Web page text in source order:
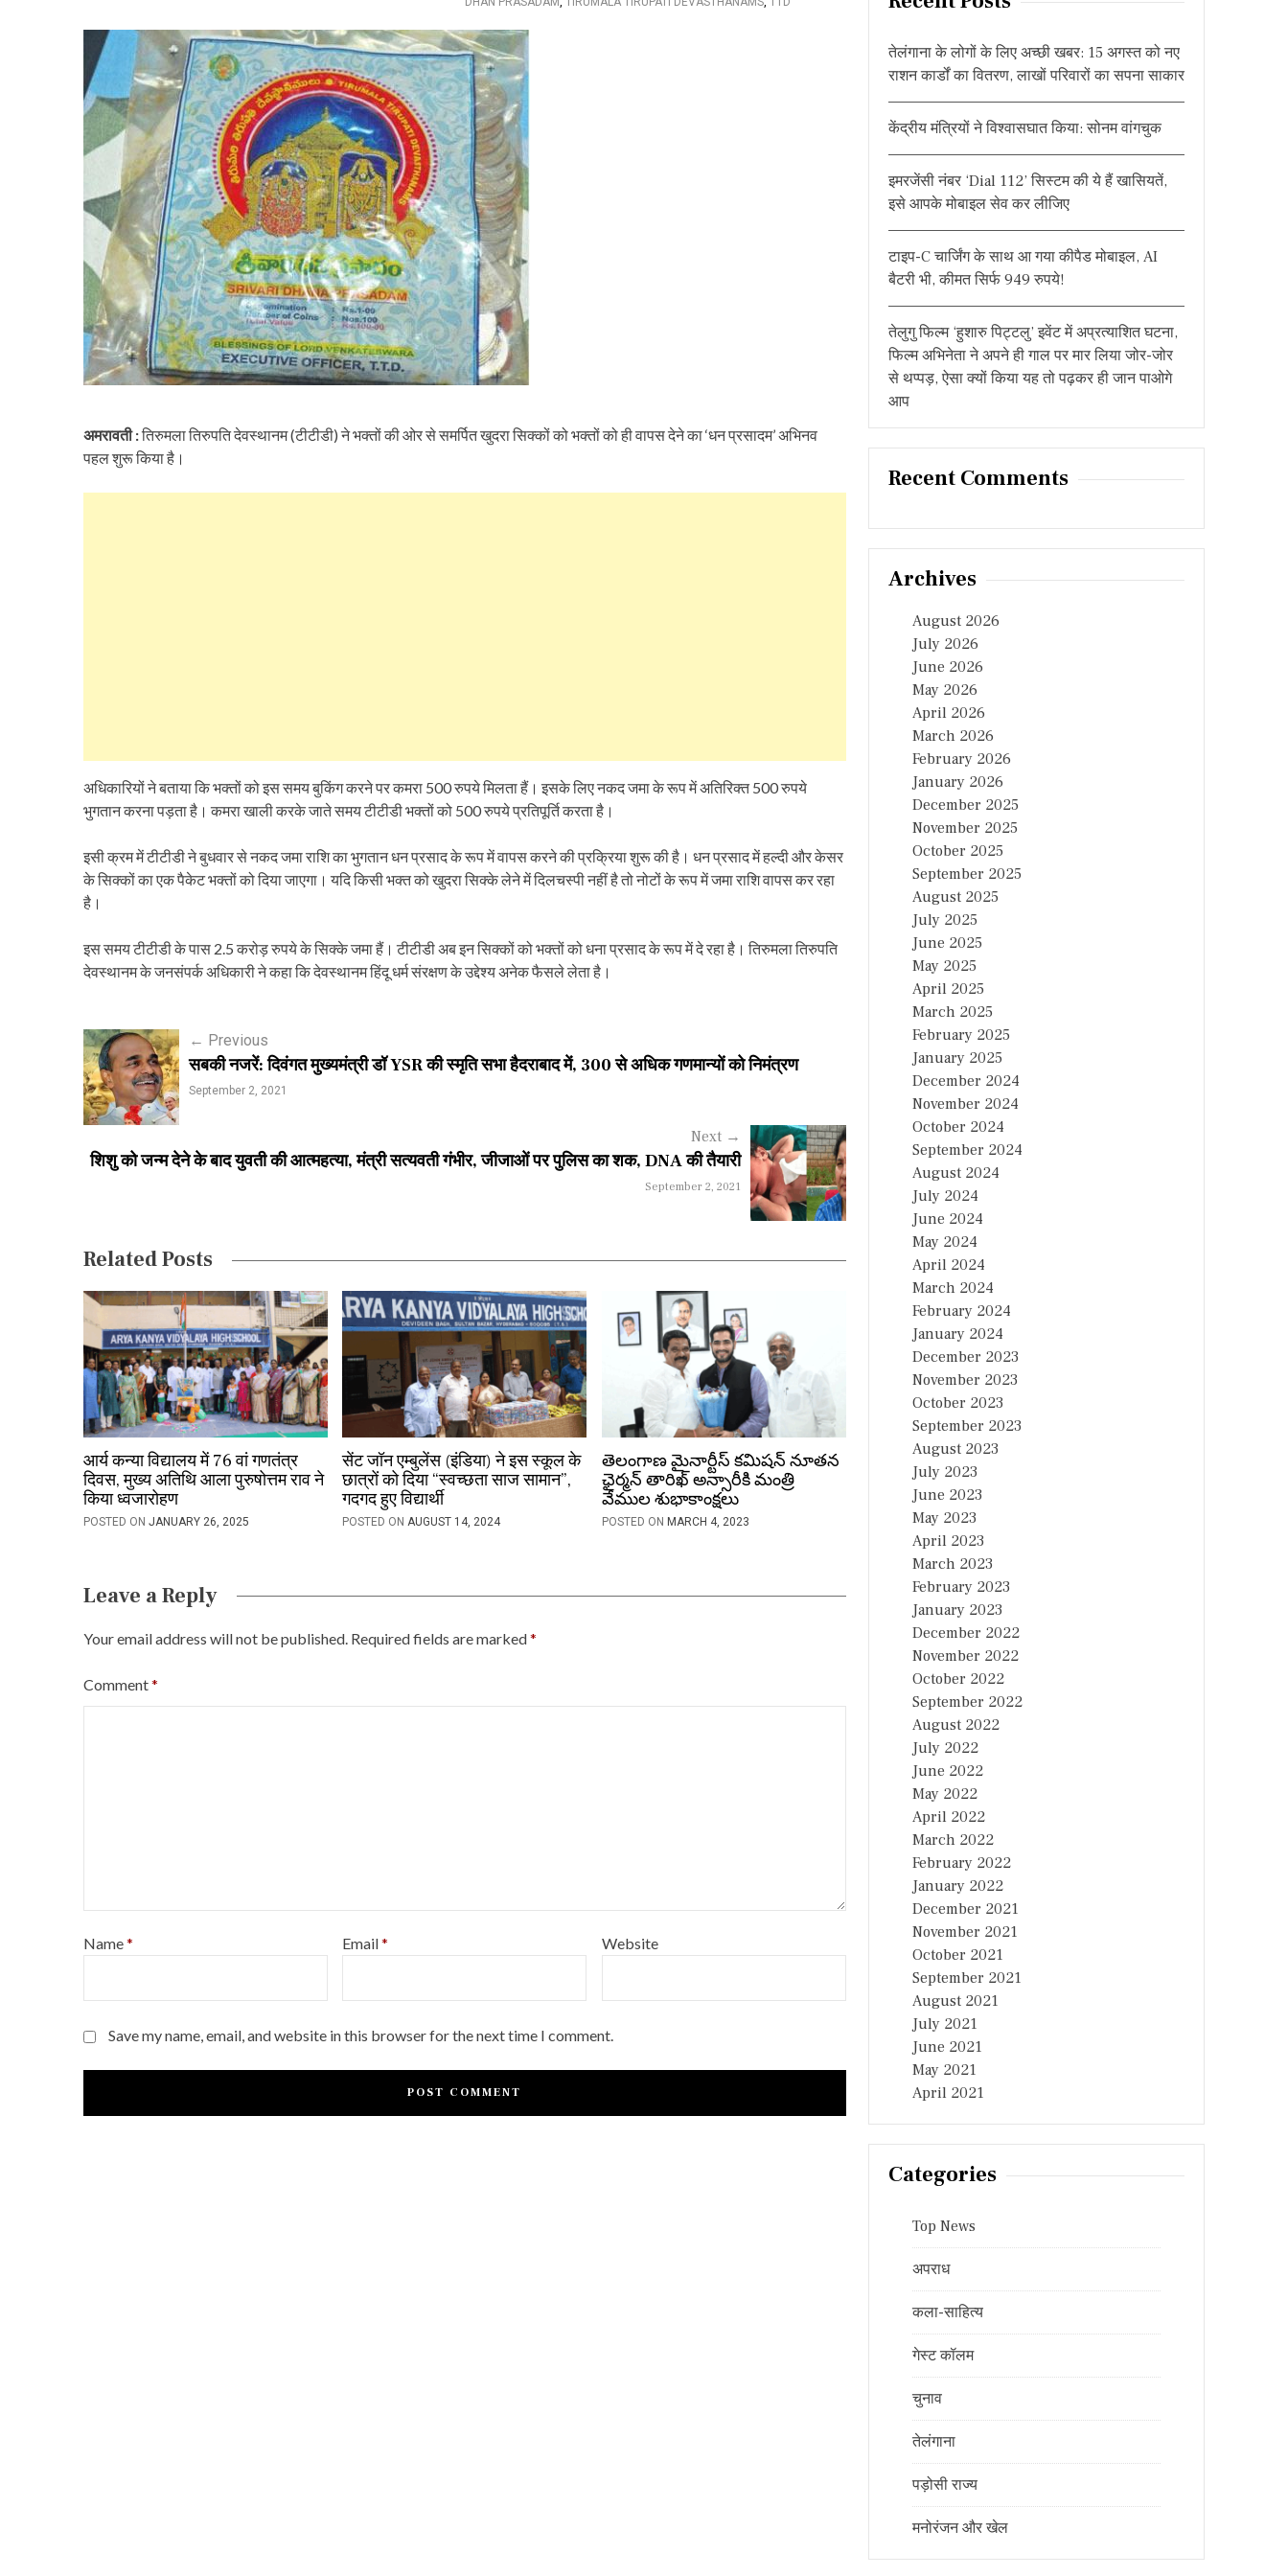
अमरावती :तिरुमला तिरुपति देवस्थानम (टीटीडी) ने भक्तों की ओर से समर्पित खुदरा सिक्कों को भक्तों को ही वापस देने का ‘धन प्रसादम’ अभिनव
पहल शुरू किया है।
अधिकारियों ने बताया कि भक्तों को इस समय बुकिंग करने पर कमरा 500 रुपये मिलता हैं। इसके लिए नकद जमा के रूप में अतिरिक्त 500 रुपये
भुगतान करना पड़ता है। कमरा खाली करके जाते समय टीटीडी भक्तों को 500 रुपये प्रतिपूर्ति करता है।
इसी क्रम में टीटीडी ने बुधवार से नकद जमा राशि का भुगतान धन प्रसाद के रूप में वापस करने की प्रक्रिया शुरू की है। धन प्रसाद में हल्दी और केसर
के सिक्कों का एक पैकेट भक्तों को दिया जाएगा। यदि किसी भक्त को खुदरा सिक्के लेने में दिलचस्पी नहीं है तो नोटों के रूप में जमा राशि वापस कर रहा
है।
इस समय टीटीडी के पास 2.5 करोड़ रुपये के सिक्के जमा हैं। टीटीडी अब इन सिक्कों को भक्तों को धना प्रसाद के रूप में दे रहा है। तिरुमला तिरुपति
देवस्थानम के जनसंपर्क अधिकारी ने कहा कि देवस्थानम हिंदू धर्म संरक्षण के उद्देश्य अनेक फैसले लेता है।
P
o
s
t
v
i
g
a
t
i
o
n
← Previous
सबकी नजरें: दिवंगत मुख्यमंत्री डॉ YSR की स्मृति सभा हैदराबाद में, 300 से अधिक गणमान्यों को निमंत्रण
September 2, 2021
Next →
शिशु को जन्म देने के बाद युवती की आत्महत्या, मंत्री सत्यवती गंभीर, जीजाओं पर पुलिस का शक, DNA की तैयारी
September 2, 2021
Related Posts
आर्य कन्या विद्यालय में 76 वां गणतंत्र
दिवस, मुख्य अतिथि आला पुरुषोत्तम राव ने
किया ध्वजारोहण
POSTED ON JANUARY 26, 2025
सेंट जॉन एम्बुलेंस (इंडिया) ने इस स्कूल के
छात्रों को दिया “स्वच्छता साज सामान”,
गदगद हुए विद्यार्थी
POSTED ON AUGUST 14, 2024
తెలంగాణ మైనార్టీస్ కమిషన్ నూతన
ఛైర్మన్ తారిఖ్ అన్సారీకి మంత్రి
వేముల శుభాకాంక్షలు
POSTED ON MARCH 4, 2023
Leave a Reply
Your email address will not be published. Required fields are marked*
Comment*
Name* Email* Website
Save my name, email, and website in this browser for the next time I comment.
तेलंगाना के लोगों के लिए अच्छी खबर: 15 अगस्त को नए
राशन कार्डों का वितरण, लाखों परिवारों का सपना साकार
केंद्रीय मंत्रियों ने विश्वासघात किया: सोनम वांगचुक
इमरजेंसी नंबर ‘Dial 112’ सिस्टम की ये हैं खासियतें,
इसे आपके मोबाइल सेव कर लीजिए
टाइप-C चार्जिंग के साथ आ गया कीपैड मोबाइल, AI
बैटरी भी, कीमत सिर्फ 949 रुपये!
तेलुगु फिल्म ‘हुशारु पिट्टलु’ इवेंट में अप्रत्याशित घटना,
फिल्म अभिनेता ने अपने ही गाल पर मार लिया जोर-जोर
से थप्पड़, ऐसा क्यों किया यह तो पढ़कर ही जान पाओगे
आप
Recent Comments
Archives
August 2026
July 2026
June 2026
May 2026
April 2026
March 2026
February 2026
January 2026
December 2025
November 2025
October 2025
September 2025
August 2025
July 2025
June 2025
May 2025
April 2025
March 2025
February 2025
January 2025
December 2024
November 2024
October 2024
September 2024
August 2024
July 2024
June 2024
May 2024
April 2024
March 2024
February 2024
January 2024
December 2023
November 2023
October 2023
September 2023
August 2023
July 2023
June 2023
May 2023
April 2023
March 2023
February 2023
January 2023
December 2022
November 2022
October 2022
September 2022
August 2022
July 2022
June 2022
May 2022
April 2022
March 2022
February 2022
January 2022
December 2021
November 2021
October 2021
September 2021
August 2021
July 2021
June 2021
May 2021
April 2021
Categories
Top News
अपराध
कला-साहित्य
गेस्ट कॉलम
चुनाव
तेलंगाना
पड़ोसी राज्य
मनोरंजन और खेल